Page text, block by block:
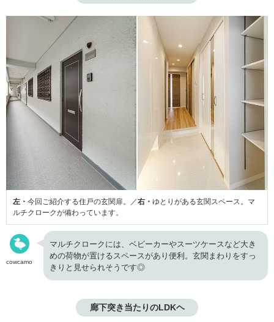
左・ 今回ご紹介する住戸の玄関扉。／右・ ゆとりがある玄関スペース。マ
ルチクロークが備わっています。
cowcamo
マルチクロークには、ベビーカーやスーツケースなど大き
めの荷物が置けるスペースがあり便利。玄関まわりをすっ
きりと見せられそうです◎
廊下突き当たりのLDKヘ